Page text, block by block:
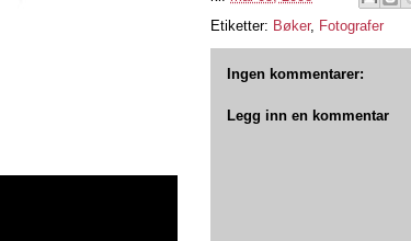
Etiketter: Bøker, Fotografer
Ingen kommentarer:
Legg inn en kommentar